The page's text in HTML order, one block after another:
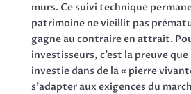
murs. Ce suivi technique
patrimoine ne vieillit pas
gagne au contraire en attrait.
investisseurs, c’est la preuve
investie dans de la « pierre
s’adapter aux exigences du